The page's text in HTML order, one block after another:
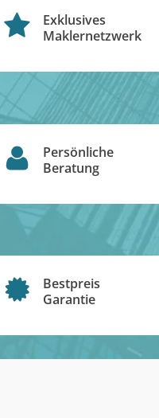
Exklusives
Maklernetzwerk
Persönliche
Beratung
Bestpreis
Garantie